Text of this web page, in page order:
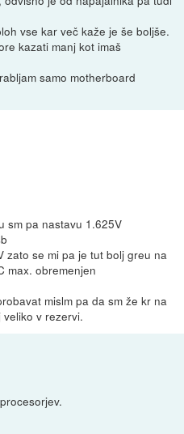
vse kar več kaže je še boljše.
kazati manj kot imaš
samo motherboard
sm pa nastavu 1.625V
zato se mi pa je tut bolj greu na
max. obremenjen
mislm pa da sm že kr na
v rezervi.